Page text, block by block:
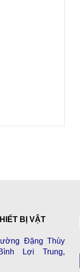
BỊ VẬT
Đặng Thùy
Lợi Trung,